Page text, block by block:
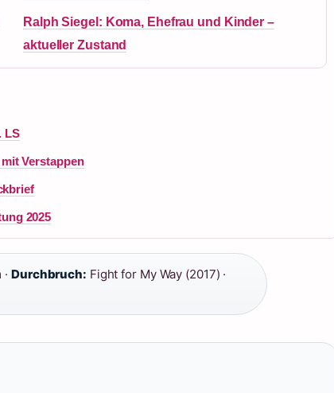
Ralph Siegel: Koma, Ehefrau und Kinder –
aktueller Zustand
LS
Verstappen
2025
·Durchbruch: Fight for My Way (2017) ·